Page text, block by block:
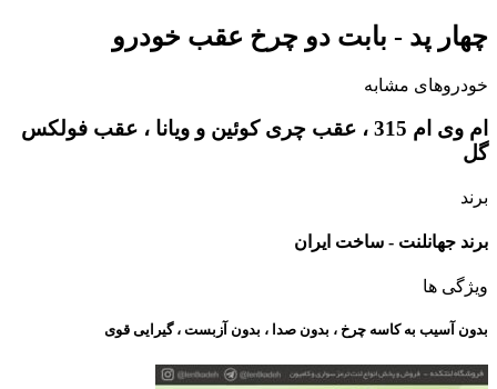
چهار پد - بابت دو چرخ عقب خودرو
خودروهای مشابه
ام وی ام 315 ، عقب چری کوئین و ویانا ، عقب فولکس
گل
برند
برند جهانلنت - ساخت ایران
ویژگی ها
بدون آسیب به کاسه چرخ ، بدون صدا ، بدون آزبست ، گیرایی قوی​